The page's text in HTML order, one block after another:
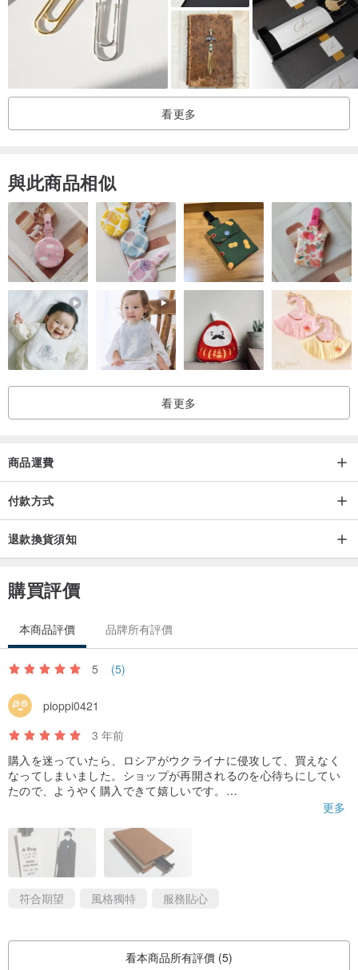
看更多
與此商品相似
看更多
商品運費
付款方式
退款換貨須知
購買評價
本商品評價 品牌所有評價
5 (5)
pioppi0421
3 年前
購入を迷っていたら、ロシアがウクライナに侵攻して、買えなく
なってしまいました。ショップが再開されるのを心待ちにしてい
たので、ようやく購入できて嬉しいです。
更多
符合期望 風格獨特 服務貼心
看本商品所有評價 (5)